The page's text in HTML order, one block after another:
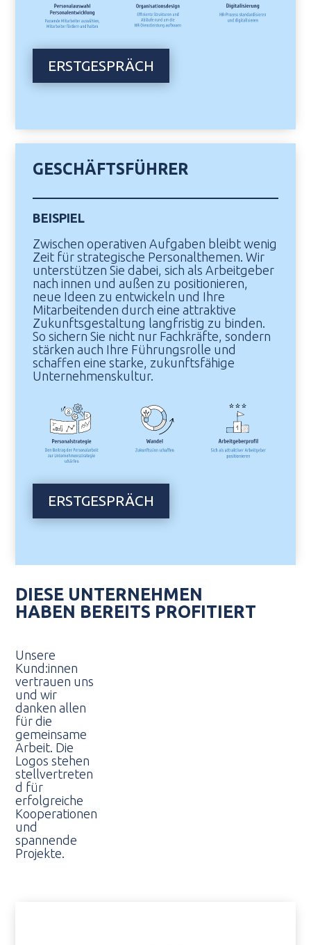
ERSTGESPRÄCH
GESCHÄFTSFÜHRER
BEISPIEL
Zwischen operativen Aufgaben bleibt wenig
Zeit für strategische Personalthemen. Wir
unterstützen Sie dabei, sich als Arbeitgeber
nach innen und außen zu positionieren,
neue Ideen zu entwickeln und Ihre
Mitarbeitenden durch eine attraktive
Zukunftsgestaltung langfristig zu binden.
So sichern Sie nicht nur Fachkräfte, sondern
stärken auch Ihre Führungsrolle und
schaffen eine starke, zukunftsfähige
Unternehmenskultur.
ERSTGESPRÄCH
DIESE UNTERNEHMEN
HABEN BEREITS PROFITIERT
Unsere
Kund:innen
vertrauen uns
und wir
danken allen
für die
gemeinsame
Arbeit. Die
Logos stehen
stellvertreten
d für
erfolgreiche
Kooperationen
und
spannende
Projekte.